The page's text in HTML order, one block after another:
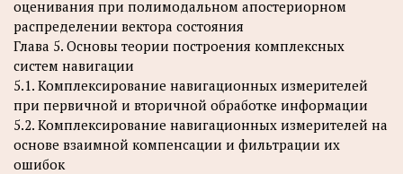
оценивания при полимодальном апостериорном
распределении вектора состояния
Глава 5. Основы теории построения комплексных
систем навигации
5.1. Комплексирование навигационных измерителей
при первичной и вторичной обработке информации
5.2. Комплексирование навигационных измерителей на
основе взаимной компенсации и фильтрации их
ошибок